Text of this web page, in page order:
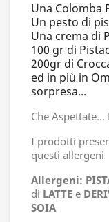
Una Colomba
Un pesto di
Una crema di
100 gr di
200gr di
ed in più in
sorpresa...
Che
I prodotti
questi allergeni
Allergeni:
di LATTE e
SOIA